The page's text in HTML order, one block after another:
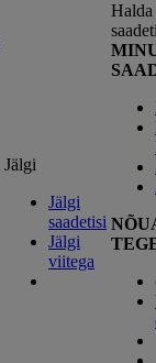
Jälgi
Jälgi
saadetisi
Jälgi
viitega